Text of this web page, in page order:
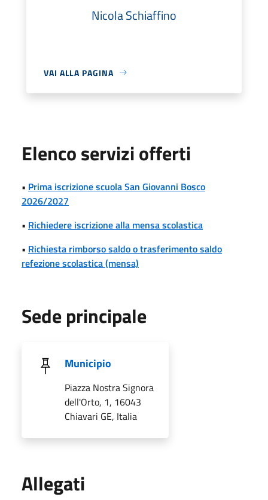
Nicola Schiaffino
VAI ALLA PAGINA
Elenco servizi offerti
• Prima iscrizione scuola San Giovanni Bosco
2026/2027
• Richiedere iscrizione alla mensa scolastica
• Richiesta rimborso saldo o trasferimento saldo
refezione scolastica (mensa)
Sede principale
Municipio
Piazza Nostra Signora
dell'Orto, 1, 16043
Chiavari GE, Italia
Allegati